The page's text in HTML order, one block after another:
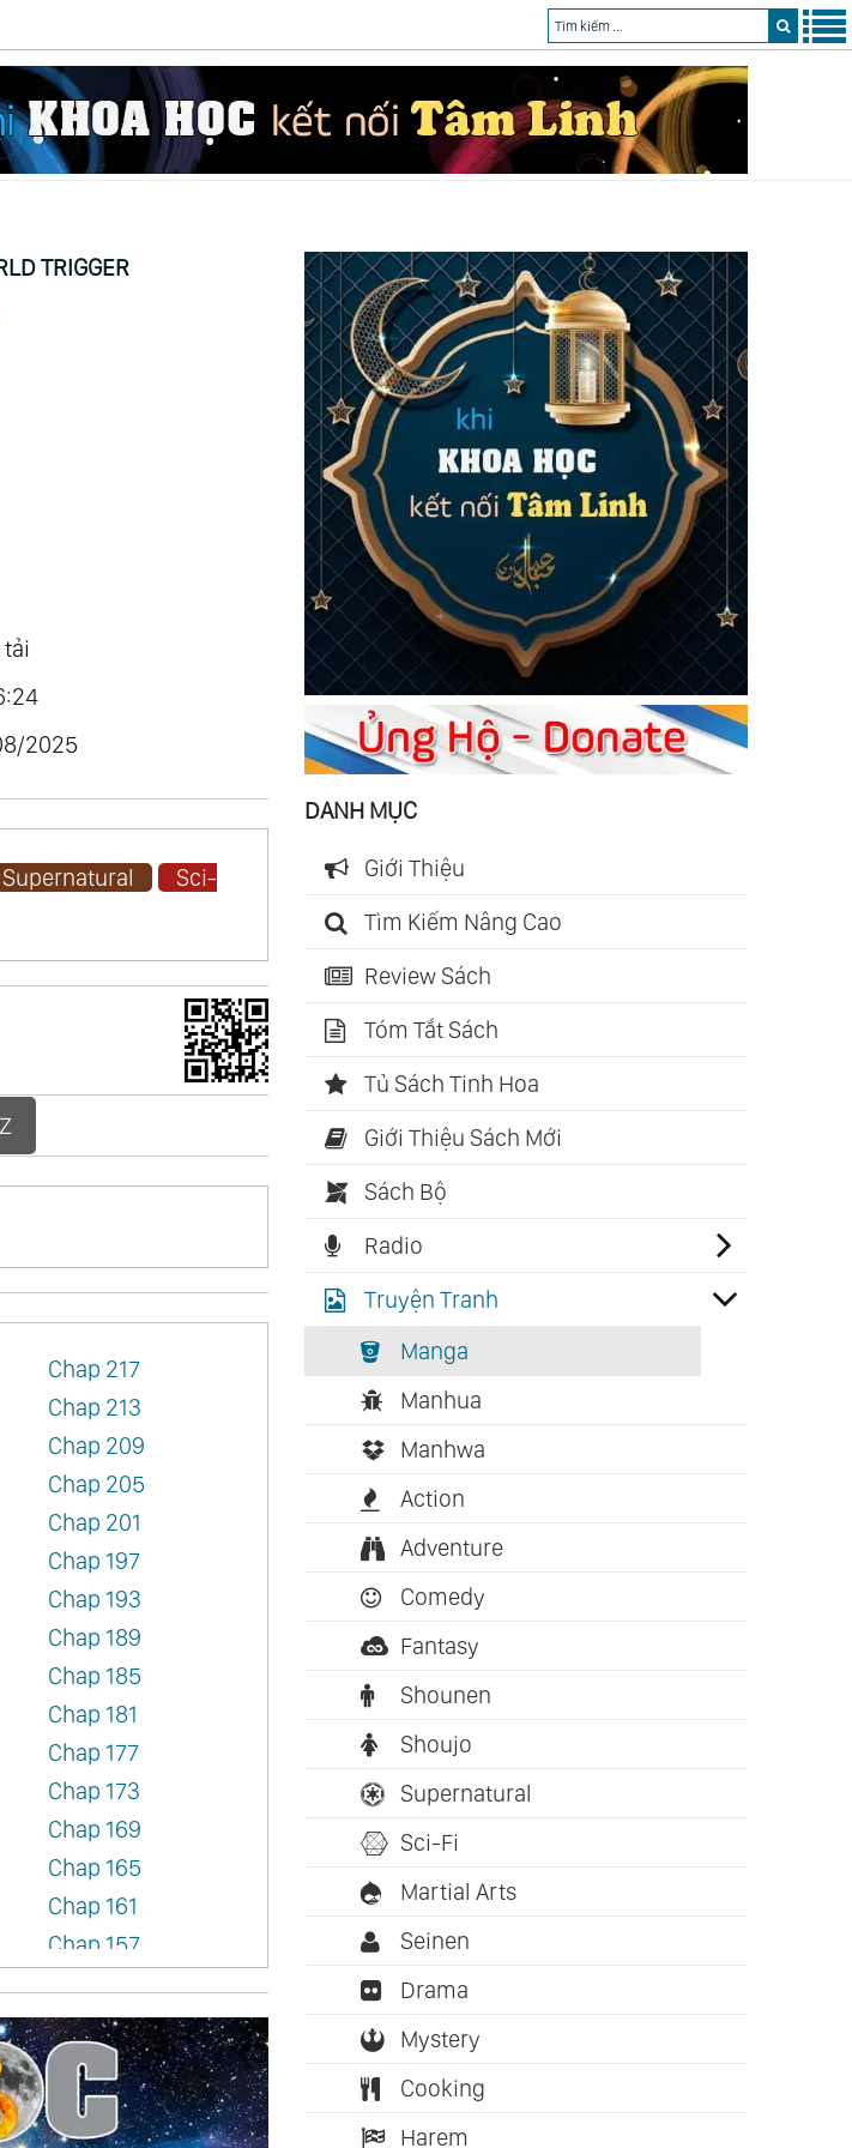
TRIGGER
2025
Supernatural
Sci-
Chap 217
Chap 213
Chap 209
Chap 205
Chap 201
Chap 197
Chap 193
Chap 189
Chap 185
Chap 181
Chap 177
Chap 173
Chap 169
Chap 165
Chap 161
Chap 157
Chap 149
Chap 145
Chap 141
Chap 137
DANH MỤC
Giới Thiệu
Tìm Kiếm Nâng Cao
Review Sách
Tóm Tắt Sách
Tủ Sách Tinh Hoa
Giới Thiệu Sách Mới
Sách Bộ
Radio
Truyện Tranh
Manga
Manhua
Manhwa
Action
Adventure
Comedy
Fantasy
Shounen
Shoujo
Supernatural
Sci-Fi
Martial Arts
Seinen
Drama
Mystery
Cooking
Harem